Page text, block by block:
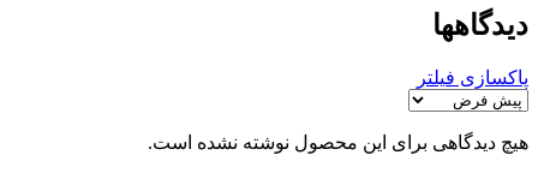
دیدگاهها
پاکسازی فیلتر
هیچ دیدگاهی برای این محصول نوشته نشده است.